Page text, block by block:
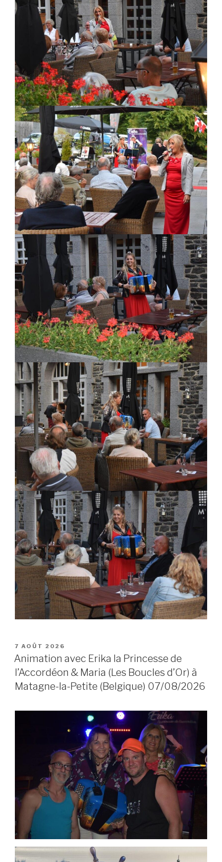
POSTED
ON
7 AOÛT 2026
Animation avec Erika la Princesse de
l’Accordéon & Maria (Les Boucles d’Or) à
Matagne-la-Petite (Belgique) 07/08/2026